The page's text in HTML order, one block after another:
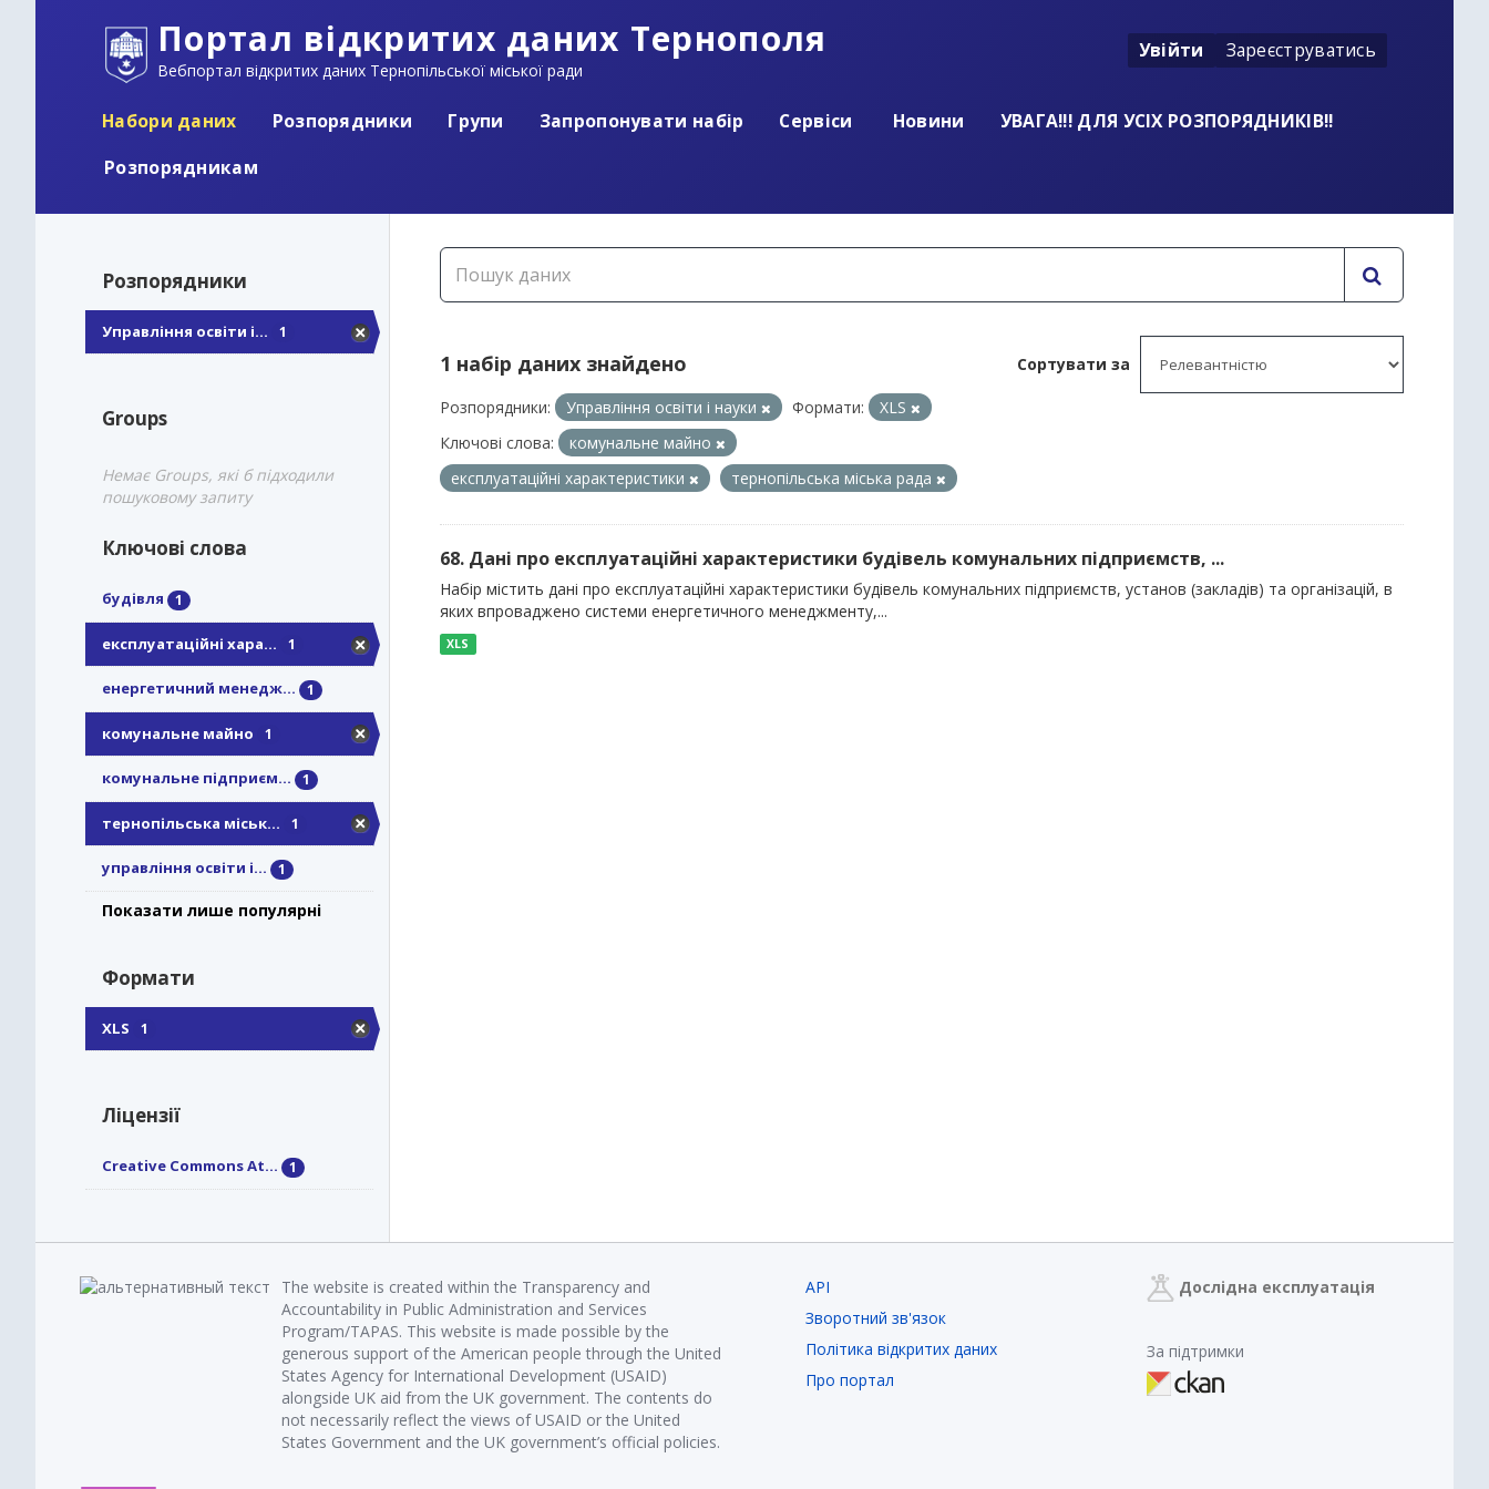
Портал відкритих даних Тернополя
Вебпортал відкритих даних Тернопільської міської ради
Увійти Зареєструватись
Набори даних Розпорядники Групи Запропонувати набір Сервіси Новини
УВАГА!!! ДЛЯ УСІХ РОЗПОРЯДНИКІВ!!
Розпорядникам
Розпорядники
Управління освіти і... 1
Groups
Немає Groups, які б підходили
пошуковому запиту
Ключові слова
будівля 1
експлуатаційні хара... 1
енергетичний менедж... 1
комунальне майно 1
комунальне підприєм... 1
тернопільська міськ... 1
управління освіти і... 1
Показати лише популярні
Формати
XLS 1
Ліцензії
Creative Commons At... 1
Сортувати за
1 набір даних знайдено
Розпорядники: Управління освіти і науки Формати:
XLS
Ключові слова:
комунальне майно
експлуатаційні характеристики
тернопільська міська рада
68. Дані про експлуатаційні характеристики будівель комунальних підприємств, ...
Набір містить дані про експлуатаційні характеристики будівель комунальних підприємств, установ (закладів) та організацій, в
яких впроваджено системи енергетичного менеджменту,...
XLS
The website is created within the Transparency and
Accountability in Public Administration and Services
Program/TAPAS. This website is made possible by the
generous support of the American people through the United
States Agency for International Development (USAID)
alongside UK aid from the UK government. The contents do
not necessarily reflect the views of USAID or the United
States Government and the UK government’s official policies.
API
Зворотний зв'язок
Політика відкритих даних
Про портал
Дослідна експлуатація
За підтримки